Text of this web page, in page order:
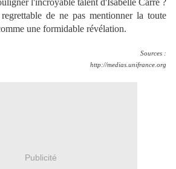
l'incroyable talent d'Isabelle Carré ?
de ne pas mentionner la toute
une formidable révélation.
Sources :
http://medias.unifrance.org
Publicité